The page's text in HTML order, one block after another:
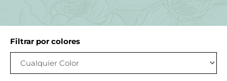
Filtrar por colores